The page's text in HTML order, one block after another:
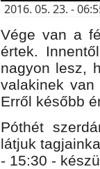
2016. 05. 23. -
Vége van a
értek.
nagyon lesz,
valakinek
Erről később
Póthét
látjuk
- 15:30 -